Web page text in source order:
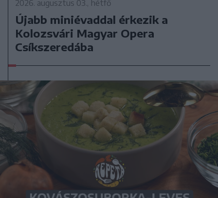
2026. augusztus 03., hétfő
Újabb miniévaddal érkezik a
Kolozsvári Magyar Opera
Csíkszeredába